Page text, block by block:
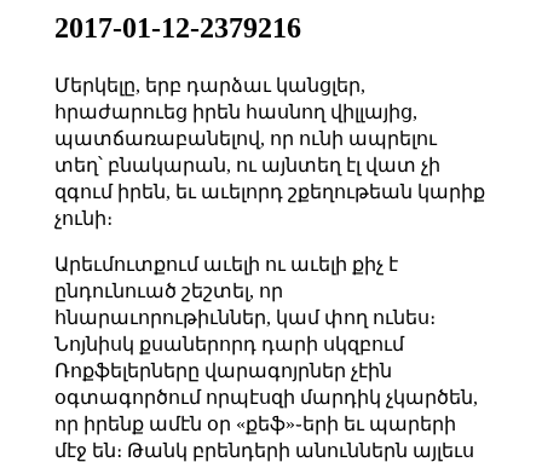
2017-01-12-2379216
Մերկելը, երբ դարձաւ կանցլեր,
հրաժարուեց իրեն հասնող վիլլայից,
պատճառաբանելով, որ ունի ապրելու
տեղ՝ բնակարան, ու այնտեղ էլ վատ չի
զգում իրեն, եւ աւելորդ շքեղութեան կարիք
չունի։
Արեւմուտքում աւելի ու աւելի քիչ է
ընդունուած շեշտել, որ
հնարաւորութիւններ, կամ փող ունես։
Նոյնիսկ քսաներորդ դարի սկզբում
Ռոքֆելերները վարագոյրներ չէին
օգտագործում որպէսզի մարդիկ չկարծեն,
որ իրենք ամէն օր «քեֆ»֊երի եւ պարերի
մէջ են։ Թանկ բրենդերի անուններն այլեւս